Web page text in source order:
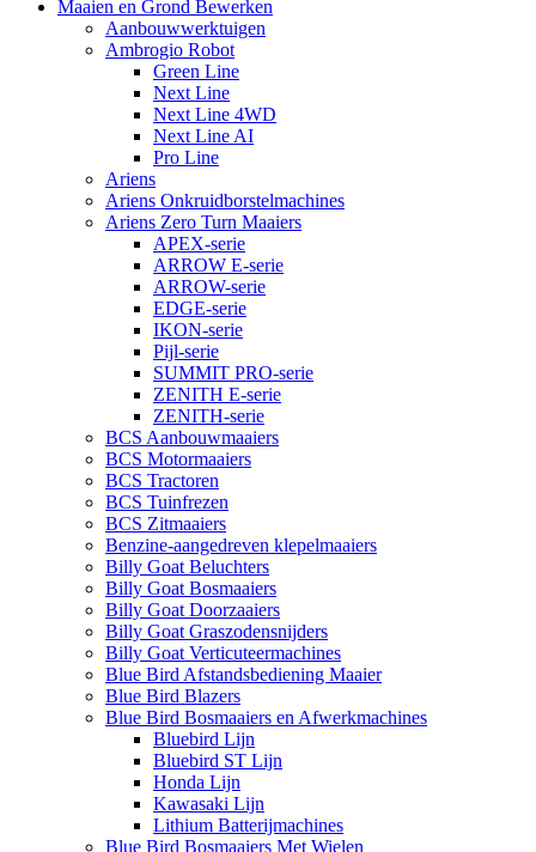
Maaien en Grond Bewerken
Aanbouwwerktuigen
Ambrogio Robot
Green Line
Next Line
Next Line 4WD
Next Line AI
Pro Line
Ariens
Ariens Onkruidborstelmachines
Ariens Zero Turn Maaiers
APEX-serie
ARROW E-serie
ARROW-serie
EDGE-serie
IKON-serie
Pijl-serie
SUMMIT PRO-serie
ZENITH E-serie
ZENITH-serie
BCS Aanbouwmaaiers
BCS Motormaaiers
BCS Tractoren
BCS Tuinfrezen
BCS Zitmaaiers
Benzine-aangedreven klepelmaaiers
Billy Goat Beluchters
Billy Goat Bosmaaiers
Billy Goat Doorzaaiers
Billy Goat Graszodensnijders
Billy Goat Verticuteermachines
Blue Bird Afstandsbediening Maaier
Blue Bird Blazers
Blue Bird Bosmaaiers en Afwerkmachines
Bluebird Lijn
Bluebird ST Lijn
Honda Lijn
Kawasaki Lijn
Lithium Batterijmachines
Blue Bird Bosmaaiers Met Wielen